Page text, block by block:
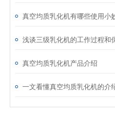
真空均质乳化机产品介绍